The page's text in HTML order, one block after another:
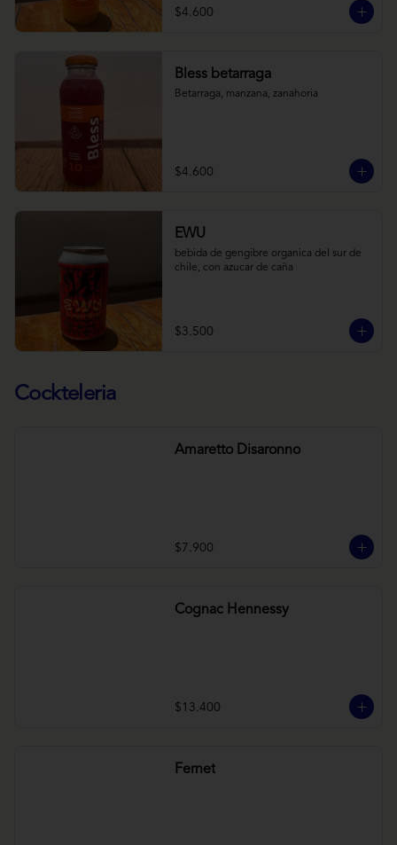
$4.600
Bless betarraga
Betarraga, manzana, zanahoria
$4.600
EWU
bebida de gengibre organica del sur de
chile, con azucar de caña
$3.500
Cockteleria
Amaretto Disaronno
$7.900
Cognac Hennessy
$13.400
Fernet